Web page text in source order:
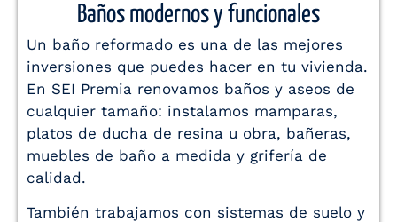
Baños modernos y funcionales
Un baño reformado es una de las mejores
inversiones que puedes hacer en tu vivienda.
En SEI Premia renovamos baños y aseos de
cualquier tamaño: instalamos mamparas,
platos de ducha de resina u obra, bañeras,
muebles de baño a medida y grifería de
calidad.
También trabajamos con sistemas de suelo y